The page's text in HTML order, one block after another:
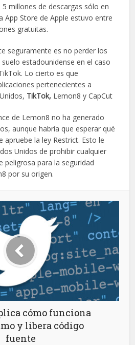
millones de descargas sólo en
App Store de Apple estuvo entre
gratuitas.
seguramente es no perder los
estadounidense en el caso
Lo cierto es que
pertenecientes a
TikTok, Lemon8 y CapCut
de Lemon8 no ha generado
aunque habría que esperar qué
apruebe la ley Restrict. Esto le
Unidos de prohibir cualquier
peligrosa para la seguridad
por su origen.
cómo funciona
y libera código
fuente